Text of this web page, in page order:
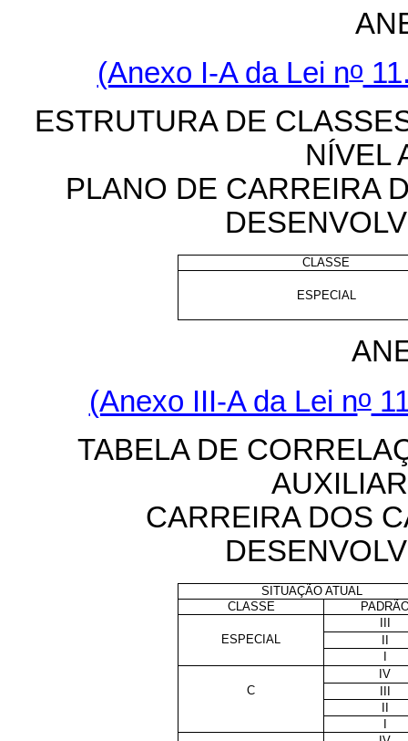
(Anexo I-A da Lei no
ESTRUTURA DE
NÍVEL
PLANO DE CARREIRA
CLASSE
ESPECIAL
(Anexo III-A da Lei no
TABELA DE
CARREIRA DOS
SITUAÇÃO ATUAL
CLASSE
ESPECIAL
IV
C